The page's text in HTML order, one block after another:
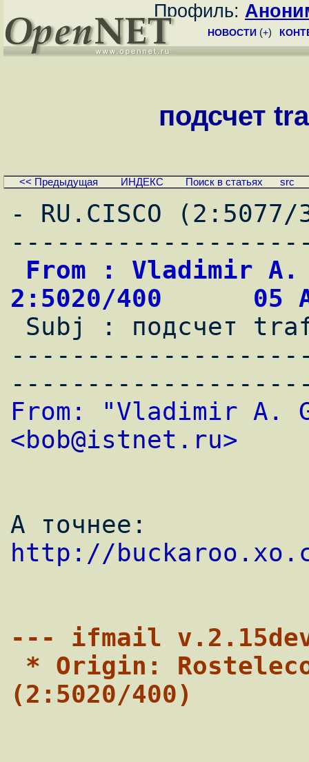
Профиль:
НОВОСТИ (+)
подсчет
<< Предыдущая ИНДЕКС Поиск в статьях src
- RU.CISCO
2:5020/400      05
From: "Vladimir A.
<bob@istnet.ru>
http://
--- ifmail
(2:5020/400)